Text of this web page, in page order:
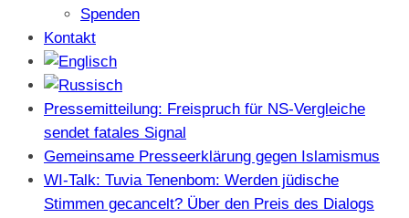
Spenden
Kontakt
Pressemitteilung: Freispruch für NS-Vergleiche
sendet fatales Signal
Gemeinsame Presseerklärung gegen Islamismus
WI-Talk: Tuvia Tenenbom: Werden jüdische
Stimmen gecancelt? Über den Preis des Dialogs